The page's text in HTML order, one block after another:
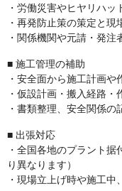
・労働災害やヒヤリハ
・再発防止策の策定と現
・関係機関や元請・発注
■ 施工管理の補助
・安全面から施工計画
・仮設計画・搬入経路
・書類整理、安全関係
■ 出張対応
・全国各地のプラント
り異なります）
・現場立上げ時や施工